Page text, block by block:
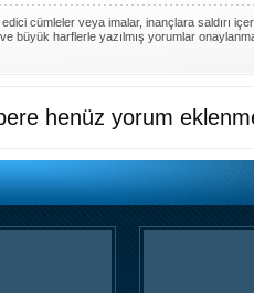
cümleler veya imalar, inançlara saldırı
büyük harflerle yazılmış yorumlar
henüz yorum